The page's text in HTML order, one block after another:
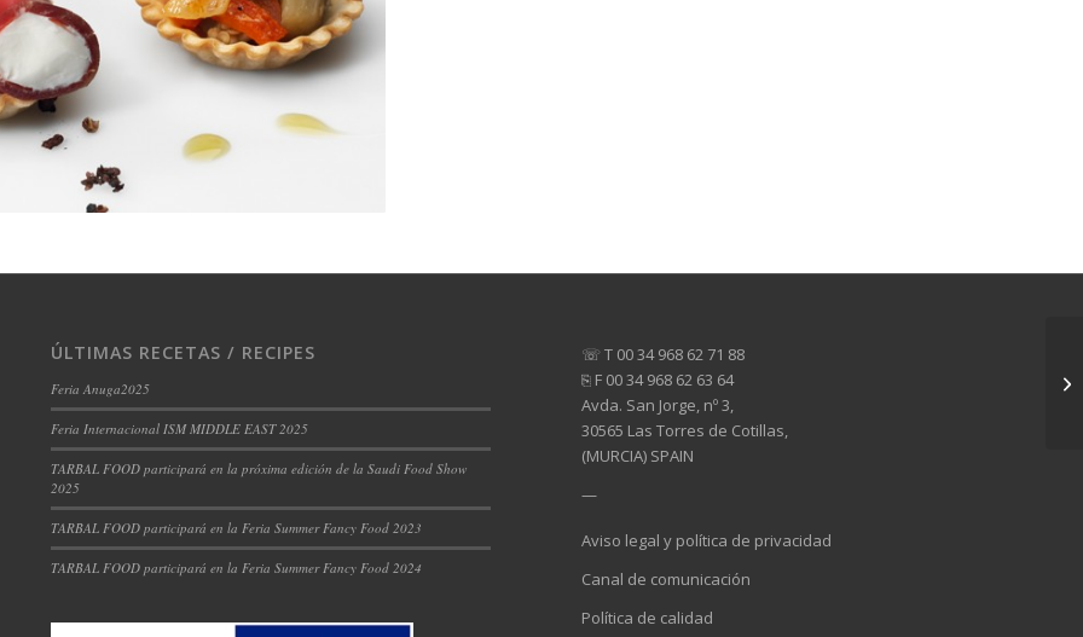
ÚLTIMAS RECETAS / RECIPES
Feria Anuga2025
Feria Internacional ISM MIDDLE EAST 2025
TARBAL FOOD participará en la próxima edición de la Saudi Food Show
2025
TARBAL FOOD participará en la Feria Summer Fancy Food 2023
TARBAL FOOD participará en la Feria Summer Fancy Food 2024
☏ T 00 34 968 62 71 88
⎘ F 00 34 968 62 63 64
Avda. San Jorge, nº 3,
30565 Las Torres de Cotillas,
(MURCIA) SPAIN
—
Aviso legal y política de privacidad
Canal de comunicación
Política de calidad